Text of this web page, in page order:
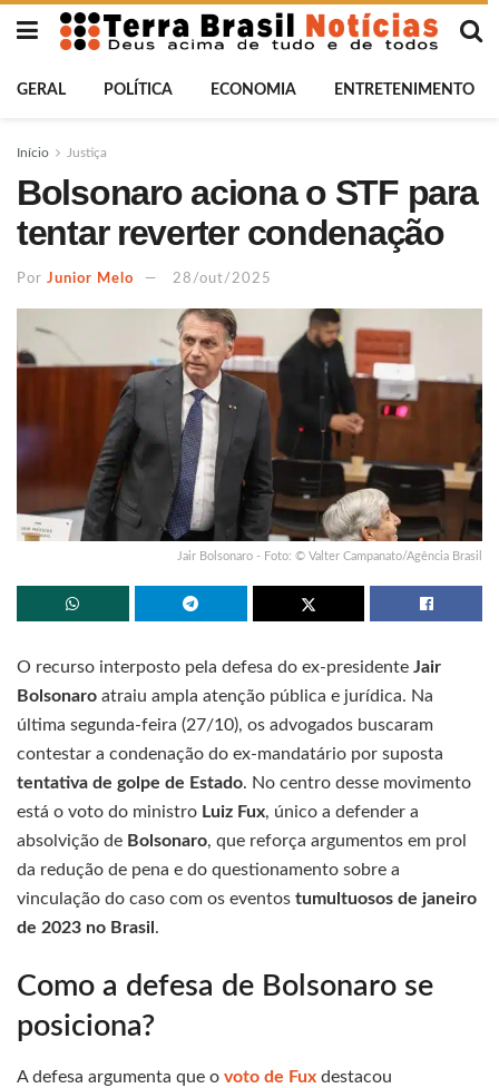
GERAL POLÍTICA ECONOMIA ENTRETENIMENTO
Início Justiça
Bolsonaro aciona o STF para
tentar reverter condenação
Por Junior Melo 28/out/2025
Jair Bolsonaro - Foto: © Valter Campanato/Agência Brasil
O recurso interposto pela defesa do ex-presidente Jair
Bolsonaro atraiu ampla atenção pública e jurídica. Na
última segunda-feira (27/10), os advogados buscaram
contestar a condenação do ex-mandatário por suposta
tentativa de golpe de Estado. No centro desse movimento
está o voto do ministro Luiz Fux, único a defender a
absolvição de Bolsonaro, que reforça argumentos em prol
da redução de pena e do questionamento sobre a
vinculação do caso com os eventos tumultuosos de janeiro
de 2023 no Brasil .
Como a defesa de Bolsonaro se
posiciona?
A defesa argumenta que o voto de Fux destacou